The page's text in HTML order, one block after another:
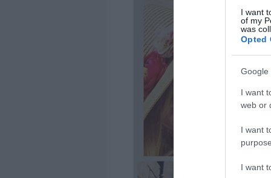
I want
of my
was
Opted
Google
I want
web or
I want
I want